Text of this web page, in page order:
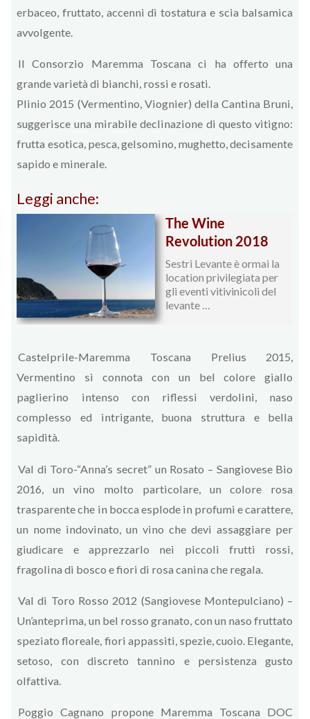
erbaceo, fruttato, accenni di tostatura e scia balsamica
avvolgente.
Il Consorzio Maremma Toscana ci ha offerto una
grande varietà di bianchi, rossi e rosati.
Plinio 2015 (Vermentino, Viognier) della Cantina Bruni,
suggerisce una mirabile declinazione di questo vitigno:
frutta esotica, pesca, gelsomino, mughetto, decisamente
sapido e minerale.
Leggi anche:
The Wine
Revolution 2018
Sestri Levante è ormai la
location privilegiata per
gli eventi vitivinicoli del
levante …
Castelprile-Maremma Toscana Prelius 2015,
Vermentino si connota con un bel colore giallo
paglierino intenso con riflessi verdolini, naso
complesso ed intrigante, buona struttura e bella
sapidità.
Val di Toro-“Anna’s secret” un Rosato – Sangiovese Bio
2016, un vino molto particolare, un colore rosa
trasparente che in bocca esplode in profumi e carattere,
un nome indovinato, un vino che devi assaggiare per
giudicare e apprezzarlo nei piccoli frutti rossi,
fragolina di bosco e fiori di rosa canina che regala.
Val di Toro Rosso 2012 (Sangiovese Montepulciano) –
Un’anteprima, un bel rosso granato, con un naso fruttato
speziato floreale, fiori appassiti, spezie, cuoio. Elegante,
setoso, con discreto tannino e persistenza gusto
olfattiva.
Poggio Cagnano propone Maremma Toscana DOC